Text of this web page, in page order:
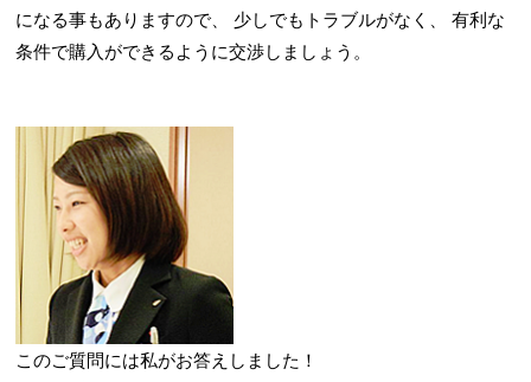
になる事もありますので、
少しでもトラブルがなく、
有利な
条件で購入ができるように交渉しましょう。
このご質問には私がお答えしました！